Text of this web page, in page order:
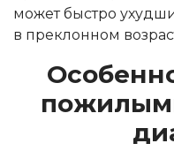
может быстро
в преклонном